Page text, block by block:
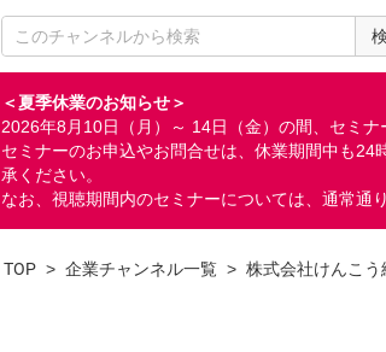
＜夏季休業のお知らせ＞
2026年8月10日（月）～ 14日（金）の間、セミナ
セミナーのお申込やお問合せは、休業期間中も
承ください。
なお、視聴期間内のセミナーについては、通常通
TOP > 企業チャンネル一覧 > 株式会社けんこう